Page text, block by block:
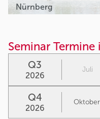
Nürnberg
Seminar Termine
Q3
2026
Juli
Q4
2026
Oktober